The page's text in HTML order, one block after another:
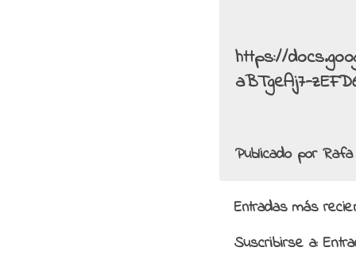
https://
aBTgeAj7-
Publicado por Rafa
Entradas más
Suscribirse a: